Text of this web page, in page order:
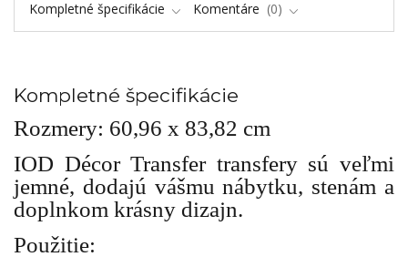
Kompletné špecifikácie Komentáre 0
Kompletné špecifikácie
Rozmery: 60,96 x 83,82 cm
IOD Décor Transfer transfery sú veľmi
jemné, dodajú vášmu nábytku, stenám a
doplnkom krásny dizajn.
Použitie: